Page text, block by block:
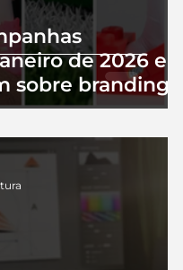
de 2026 e
sobre branding